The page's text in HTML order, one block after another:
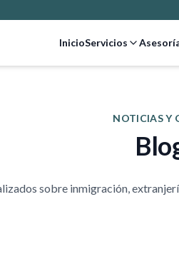
InicioServicios
NOTICIAS Y
sobre inmigración,